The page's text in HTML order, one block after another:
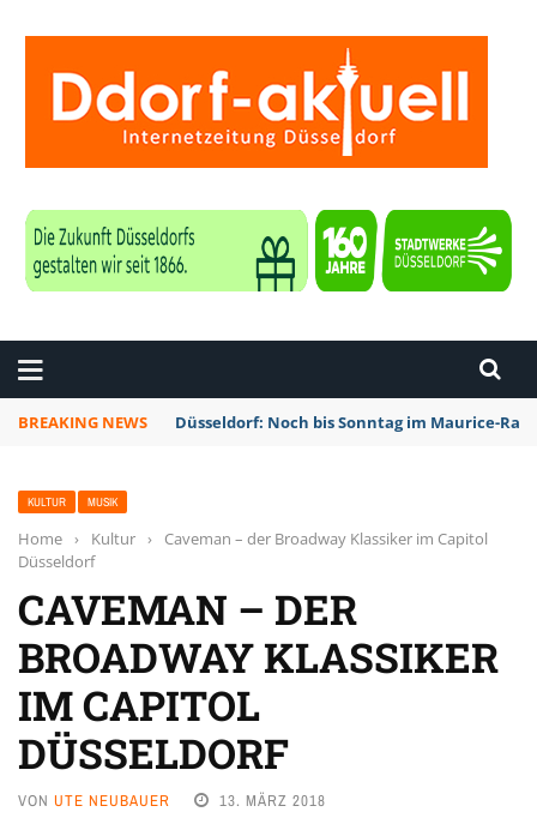
BREAKING NEWS Düsseldorf: Noch bis Sonntag im Maurice-
KULTUR MUSIK
Home › Kultur ›
Caveman – der Broadway Klassiker im Capitol
Düsseldorf
CAVEMAN – DER
BROADWAY KLASSIKER
IM CAPITOL
DÜSSELDORF
VON UTE NEUBAUER 13. MÄRZ 2018